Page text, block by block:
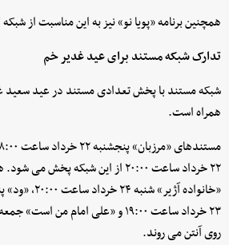
همچنین برنامه «پویا نو» نیز به این مناسبت از
تدارک شبکه مستند برای عید غدیر خم
شبکه مستند با پخش تعدادی مستند در عید سعید
همراه است.
۲۲ خرداد ساعت ۲۰:۰۰ از این شبکه
روی آنتن می روند.